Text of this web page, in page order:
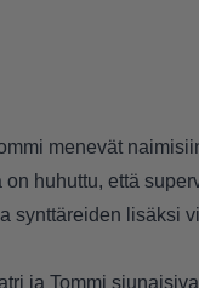
menevät
on huhuttu, että
synttäreiden lisäksi
ja Tommi